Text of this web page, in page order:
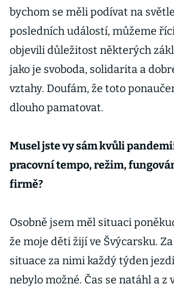
bychom se měli podívat na
posledních událostí, můžeme
objevili důležitost některých
jako je svoboda, solidarita a
vztahy. Doufám, že toto
dlouho pamatovat.
Musel jste vy sám kvůli
pracovní tempo, režim,
firmě?
Osobně jsem měl situaci
že moje děti žijí ve Švýcarsku.
situace za nimi každý týden
nebylo možné. Čas se natáhl a z